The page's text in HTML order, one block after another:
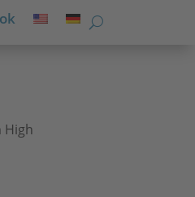
High